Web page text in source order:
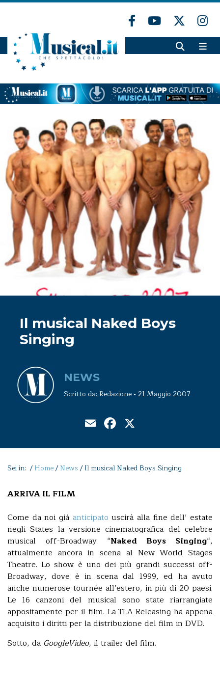
Il musical Naked Boys
Singing
NEWS
Scritto da: Redazione • 21 Maggio 2007
EmailFacebook
Sei in: /Home/News /Il musical Naked Boys Singing
ARRIVA IL FILM
Come da noi già anticipato uscirà alla fine dell’ estate
negli States la versione cinematografica del celebre
musical off-Broadway “Naked Boys Singing“,
attualmente ancora in scena al New World Stages
Theatre. Lo show è uno dei più grandi successi off-
Broadway, dove è in scena dal 1999, ed ha avuto
anche numerose tournée all’estero, in più di 20 paesi.
Le 16 canzoni del musical sono state riarrangiate
appositamente per il film. La TLA Releasing ha appena
acquisito i diritti per la distribuzione del film in DVD.
Sotto, da GoogleVideo, il trailer del film.